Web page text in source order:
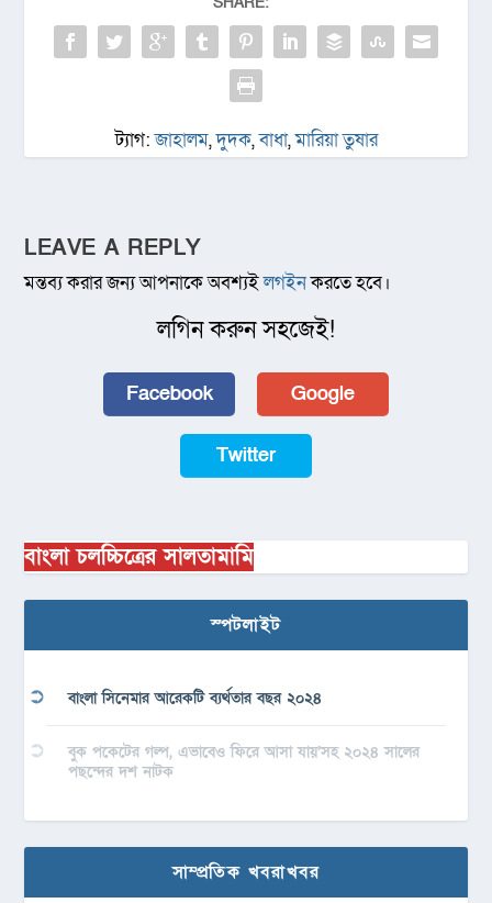
ট্যাগ:জাহালম,দুদক,বাধা,মারিয়া তুষার
LEAVE A REPLY
মন্তব্য করার জন্য আপনাকে অবশ্যইলগইনকরতে হবে।
লগিন করুন সহজেই!
Facebook Google
Twitter
বাংলা চলচ্চিত্রের সালতামামি
স্পটলাইট
বাংলা সিনেমার আরেকটি ব্যর্থতার বছর ২০২৪
বুক পকেটের গল্প, এভাবেও ফিরে আসা যায়’সহ ২০২৪ সালের
পছন্দের দশ নাটক
সাম্প্রতিক খবরাখবর